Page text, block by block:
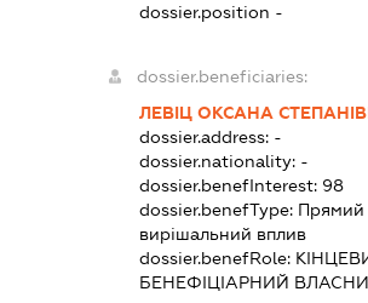
dossier.position -
dossier.beneficiaries:
ЛЕВІЦ ОКСАНА
dossier.address: -
dossier.nationality: -
dossier.benefInterest: 98
dossier.benefType: Прямий
вирішальний вплив
dossier.benefRole:
БЕНЕФІЦІАРНИЙ